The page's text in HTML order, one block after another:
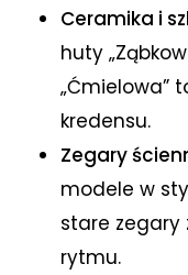
Ceramika i
huty
„Ćmielowa”
kredensu.
Zegary
modele w
stare zegary
rytmu.